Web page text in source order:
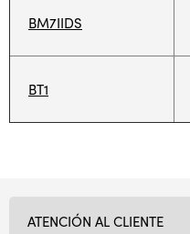
BM7IIDS
BT1
ATENCIÓN AL CLIENTE